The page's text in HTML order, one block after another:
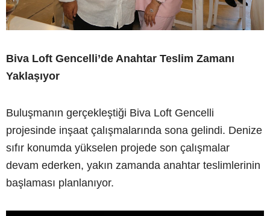
Biva Loft Gencelli’de Anahtar Teslim Zamanı
Yaklaşıyor
Buluşmanın gerçekleştiği Biva Loft Gencelli
projesinde inşaat çalışmalarında sona gelindi. Denize
sıfır konumda yükselen projede son çalışmalar
devam ederken, yakın zamanda anahtar teslimlerinin
başlaması planlanıyor.